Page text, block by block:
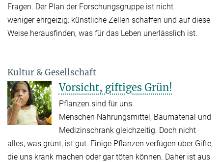
Fragen. Der Plan der Forschungsgruppe ist nicht
weniger ehrgeizig: künstliche Zellen schaffen und auf diese
Weise herausfinden, was für das Leben unerlässlich ist.
Kultur & Gesellschaft
Vorsicht, giftiges Grün!
Pflanzen sind für uns
Menschen Nahrungsmittel, Baumaterial und
Medizinschrank gleichzeitig. Doch nicht
alles, was grünt, ist gut. Einige Pflanzen verfügen über Gifte,
die uns krank machen oder gar töten können. Daher ist aus